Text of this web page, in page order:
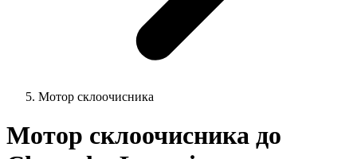
Мотор склоочисника
Мотор склоочисника до